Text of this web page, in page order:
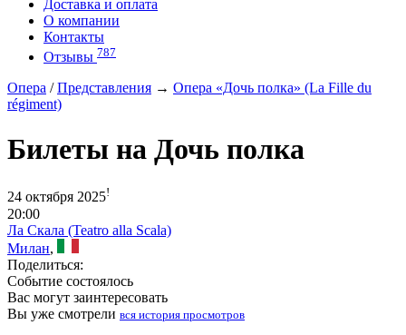
Доставка и оплата
О компании
Контакты
Отзывы 787
Опера /Представления → Опера «Дочь полка» (La Fille du
régiment)
Билеты на Дочь полка
24 октября 2025!
20:00
Ла Скала (Teatro alla Scala)
Милан,
Поделиться:
Событие состоялось
Вас могут заинтересовать
Вы уже смотрели вся история просмотров